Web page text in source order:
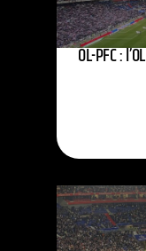
OL-PFC :